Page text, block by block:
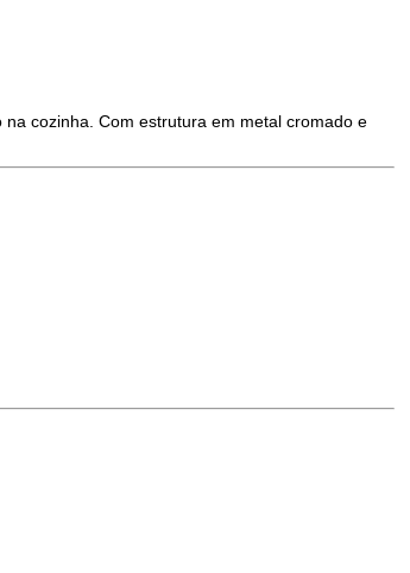
cozinha. Com estrutura em metal cromado e